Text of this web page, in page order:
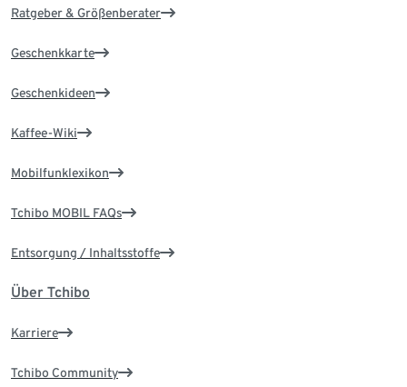
Ratgeber & Größenberater
Geschenkkarte
Geschenkideen
Kaffee-Wiki
Mobilfunklexikon
Tchibo MOBIL FAQs
Entsorgung / Inhaltsstoffe
Über Tchibo
Karriere
Tchibo Community